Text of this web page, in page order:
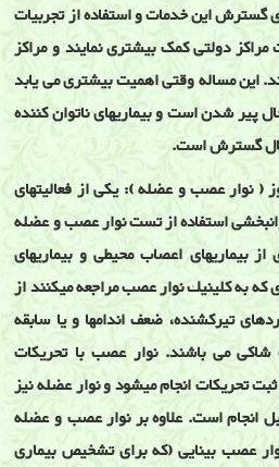
گسترش این خدمات و استفاده از تجربیات
دولتی کمک بیشتری نمایند و مراکز
این مساله وقتی اهمیت بیشتری می یابد
پیر شدن است و بیماریهای ناتوان کننده
گسترش است.
( نوار عصب و عضله ): یکی از فعالیتهای
استفاده از تست نوار عصب و عضله
بيماريهای اعصاب محيطی و بيماريهای
كه به كلينيك نوار عصب مراجعه ميكنند از
تيركشنده، ضعف اندامها و يا سابقه
می باشند. نوار عصب با تحريكات
تحريكات انجام ميشود و نوار عضله نيز
انجام است. علاوه بر نوار عصب و عضله
عصب بینایی (که برای تشخیص بیماری